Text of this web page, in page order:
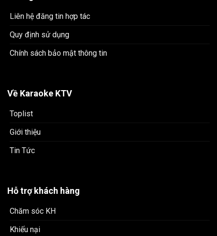
Liên hệ đăng tin hợp tác
Quy định sử dụng
Chính sách bảo mật thông tin
Về Karaoke KTV
Toplist
Giới thiệu
Tin Tức
Hỗ trợ khách hàng
Chăm sóc KH
Khiếu nại